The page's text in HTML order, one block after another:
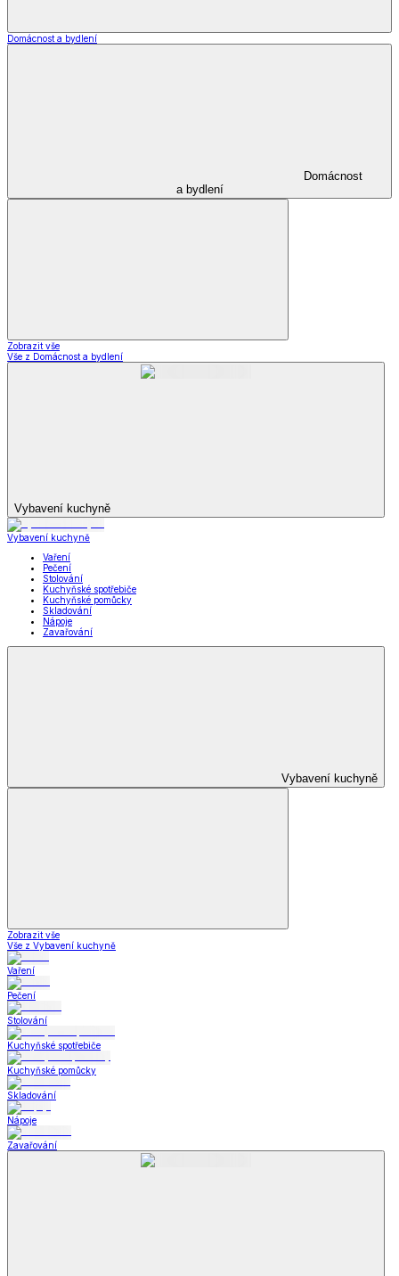
Domácnost a bydlení
Domácnost
a bydlení
Zobrazit vše
Vše z Domácnost a bydlení
Vybavení kuchyně
Vybavení kuchyně
Vaření
Pečení
Stolování
Kuchyňské spotřebiče
Kuchyňské pomůcky
Skladování
Nápoje
Zavařování
Vybavení kuchyně
Zobrazit vše
Vše z Vybavení kuchyně
Vaření
Pečení
Stolování
Kuchyňské spotřebiče
Kuchyňské pomůcky
Skladování
Nápoje
Zavařování